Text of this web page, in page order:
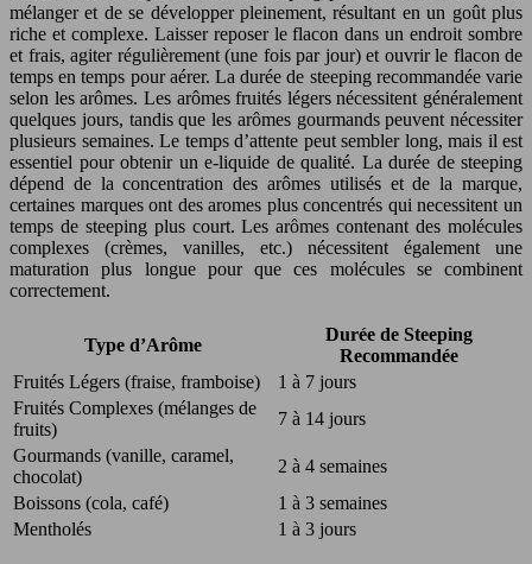
mélanger et de se développer pleinement, résultant en un goût plus
riche et complexe. Laisser reposer le flacon dans un endroit sombre
et frais, agiter régulièrement (une fois par jour) et ouvrir le flacon de
temps en temps pour aérer. La durée de steeping recommandée varie
selon les arômes. Les arômes fruités légers nécessitent généralement
quelques jours, tandis que les arômes gourmands peuvent nécessiter
plusieurs semaines. Le temps d’attente peut sembler long, mais il est
essentiel pour obtenir un e-liquide de qualité. La durée de steeping
dépend de la concentration des arômes utilisés et de la marque,
certaines marques ont des aromes plus concentrés qui necessitent un
temps de steeping plus court. Les arômes contenant des molécules
complexes (crèmes, vanilles, etc.) nécessitent également une
maturation plus longue pour que ces molécules se combinent
correctement.
Type d’Arôme
Durée de Steeping
Recommandée
Fruités Légers (fraise, framboise)
1 à 7 jours
Fruités Complexes (mélanges de
fruits)
7 à 14 jours
Gourmands (vanille, caramel,
chocolat)
2 à 4 semaines
Boissons (cola, café)
1 à 3 semaines
Mentholés
1 à 3 jours